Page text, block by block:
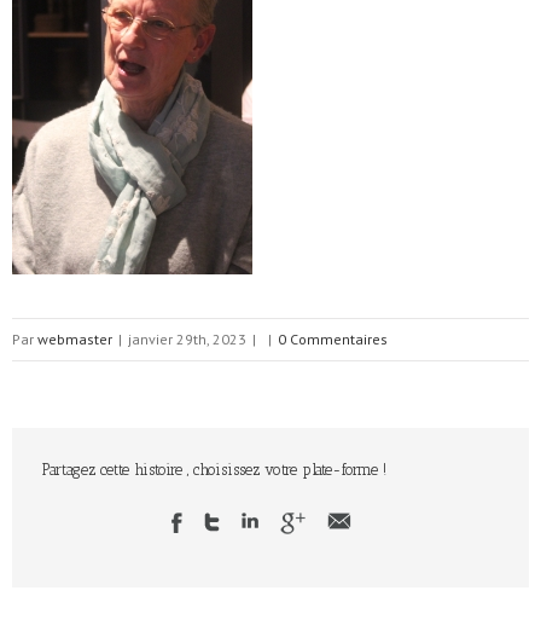
Par webmaster | janvier 29th, 2023 | | 0 Commentaires
Partagez cette histoire , choisissez votre plate-forme !